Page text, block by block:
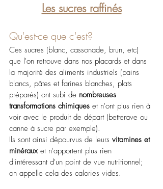
Les sucres raffinés
Qu'est-ce que c'est?
Ces sucres (blanc, cassonade, brun, etc)
que l'on retrouve dans nos placards et dans
la majorité des aliments industriels (pains
blancs, pâtes et farines blanches, plats
préparés) ont subi de nombreuses
transformations chimiques et n'ont plus rien à
voir avec le produit de départ (betterave ou
canne à sucre par exemple).
Ils sont ainsi dépourvus de leurs vitamines et
minéraux et n'apportent plus rien
d'intéressant d'un point de vue nutritionnel;
on appelle cela des calories vides.